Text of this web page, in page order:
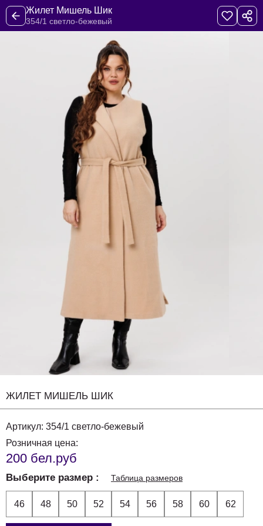
Жилет Мишель Шик
354/1 светло-бежевый
ЖИЛЕТ МИШЕЛЬ ШИК
Артикул: 354/1 светло-бежевый
Розничная цена:
200 бел.руб
Выберите размер Таблица размеров
46 48 50 52 54 56 58 60 62